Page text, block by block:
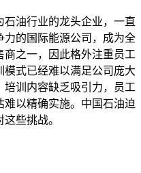
油行业的龙头企业，一直
力的国际能源公司，成为全
之一，因此格外注重员工
式已经难以满足公司庞大
培训内容缺乏吸引力，员工
以精确实施。中国石油迫
些挑战。